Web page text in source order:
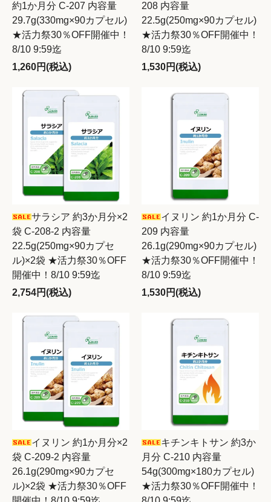
約1か月分 C-207 内容量
29.7g(330mg×90カプセル)
★活力祭30％OFF開催中！
8/10 9:59迄
1,260円(税込)
208 内容量
22.5g(250mg×90カプセル)
★活力祭30％OFF開催中！
8/10 9:59迄
1,530円(税込)
サラシア 約3か月分×2
袋 C-208-2 内容量
22.5g(250mg×90カプセ
ル)×2袋 ★活力祭30％OFF
開催中！8/10 9:59迄
2,754円(税込)
イヌリン 約1か月分 C-
209 内容量
26.1g(290mg×90カプセル)
★活力祭30％OFF開催中！
8/10 9:59迄
1,530円(税込)
イヌリン 約1か月分×2
袋 C-209-2 内容量
26.1g(290mg×90カプセ
ル)×2袋 ★活力祭30％OFF
キチンキトサン 約3か
月分 C-210 内容量
54g(300mg×180カプセル)
★活力祭30％OFF開催中！